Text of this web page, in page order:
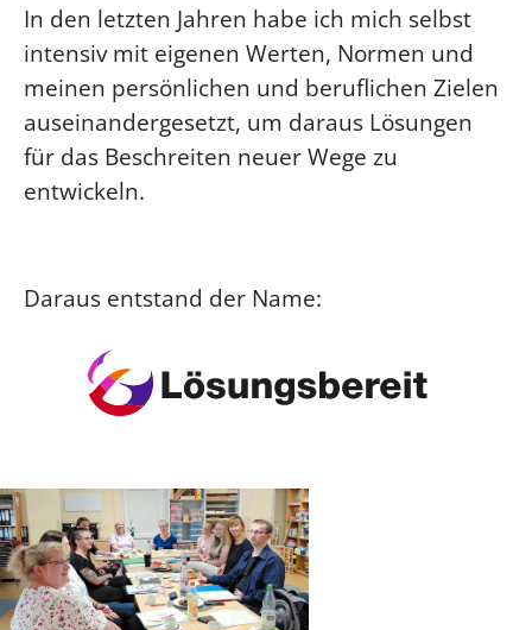
In den letzten Jahren habe ich mich selbst
intensiv mit eigenen Werten, Normen und
meinen persönlichen und beruflichen Zielen
auseinandergesetzt, um daraus Lösungen
für das Beschreiten neuer Wege zu
entwickeln.
Daraus entstand der Name: